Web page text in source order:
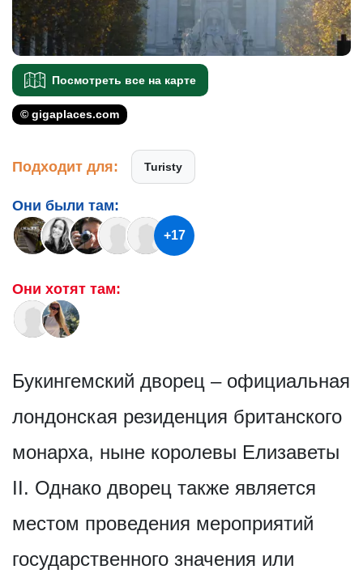
Посмотреть все на карте
© gigaplaces.com
Подходит для: Turisty
Они были там:
+17
Они хотят там:
Букингемский дворец – официальная
лондонская резиденция британского
монарха, ныне королевы Елизаветы
II. Однако дворец также является
местом проведения мероприятий
государственного значения или